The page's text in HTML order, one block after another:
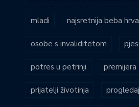
mladi najsretnija beba
osobe s invaliditetom
potres u petrinji premijera
prijatelji životinja